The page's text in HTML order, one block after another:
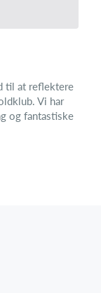
til at reflektere
Vi har
og fantastiske